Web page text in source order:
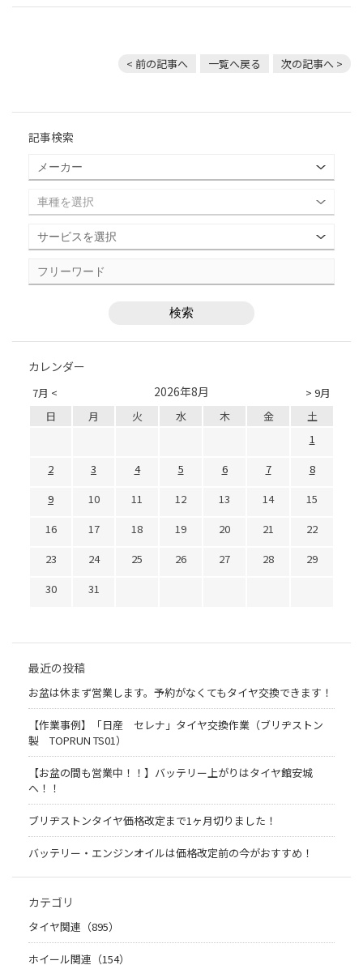
< 前の記事へ 一覧へ戻る 次の記事へ >
記事検索
カレンダー
7月 < > 9月
2026年8月
日 月 火 水 木 金
土
1
2
3 4 5 6 7
8
9
10 11 12 13 14
15
16
17 18 19 20 21
22
23
24 25 26 27 28
29
30
31
最近の投稿
お盆は休まず営業します。予約がなくてもタイヤ交換できます！
【作業事例】「日産 セレナ」タイヤ交換作業（ブリヂストン
製 TOPRUN TS01）
【お盆の間も営業中！！】バッテリー上がりはタイヤ館安城
へ！！
ブリヂストンタイヤ価格改定まで1ヶ月切りました！
バッテリー・エンジンオイルは価格改定前の今がおすすめ！
カテゴリ
タイヤ関連（895）
ホイール関連（154）